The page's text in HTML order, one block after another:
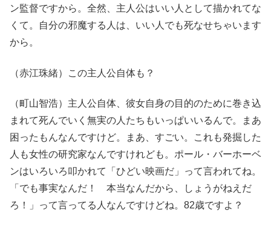
ン監督ですから。全然、主人公はいい人として描かれてな
くて。自分の邪魔する人は、いい人でも死なせちゃいます
から。
（赤江珠緒）この主人公自体も？
（町山智浩）主人公自体、彼女自身の目的のために巻き込
まれて死んでいく無実の人たちもいっぱいいるんで。まあ
困ったもんなんですけど。まあ、すごい。これも発掘した
人も女性の研究家なんですけれども。ポール・バーホーベ
ンはいろいろ叩かれて「ひどい映画だ」って言われてね。
「でも事実なんだ！ 本当なんだから、しょうがねえだ
ろ！」って言ってる人なんですけどね。82歳ですよ？